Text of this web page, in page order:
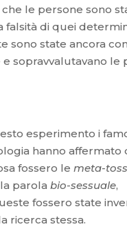
le persone sono
falsità di quei
sono state ancora
e sopravvalutavano le
esperimento i
hanno affermato
fossero le meta-
parola bio-sessuale,
fossero state
ricerca stessa.